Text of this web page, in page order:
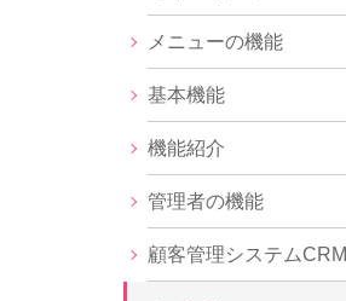
メニューの機能
基本機能
機能紹介
管理者の機能
顧客管理システムCRM